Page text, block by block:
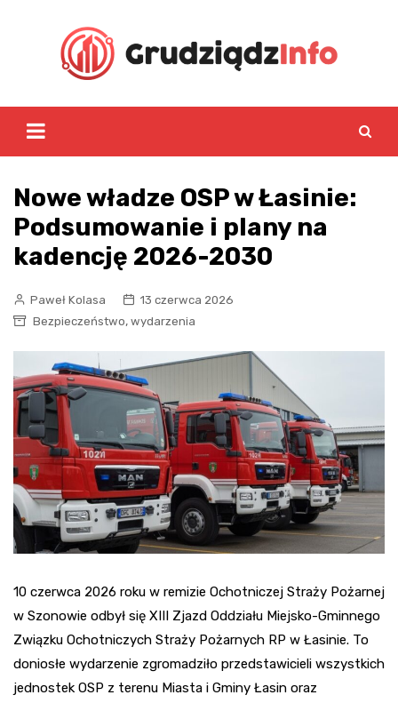
Nowe władze OSP w Łasinie:
Podsumowanie i plany na
kadencję 2026-2030
Paweł Kolasa
13 czerwca 2026
Bezpieczeństwo, wydarzenia
10 czerwca 2026 roku w remizie Ochotniczej Straży Pożarnej
w Szonowie odbył się XIII Zjazd Oddziału Miejsko-Gminnego
Związku Ochotniczych Straży Pożarnych RP w Łasinie. To
doniosłe wydarzenie zgromadziło przedstawicieli wszystkich
jednostek OSP z terenu Miasta i Gminy Łasin oraz